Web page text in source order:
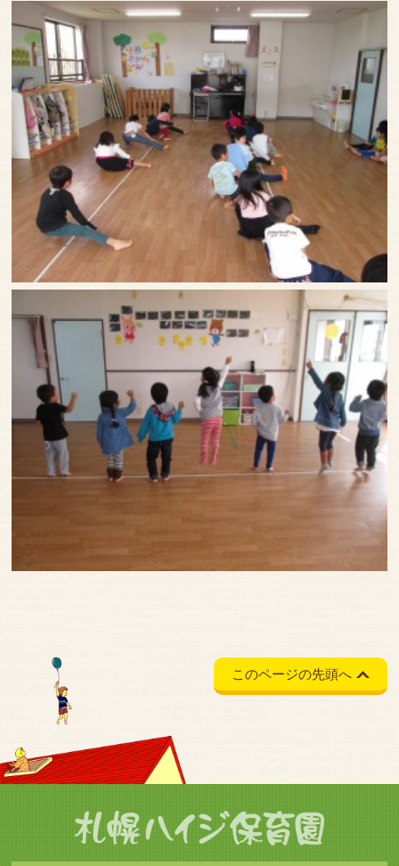
このページの先頭へ